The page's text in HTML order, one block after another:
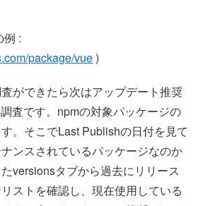
例 :
package/vue)
ができたら次はアップデート推奨
査です。npmの対象パッケージの
。そこでLast Publishの日付を見て
ンスされているパッケージなのか
versionsタブから過去にリリース
ストを確認し、現在使用している